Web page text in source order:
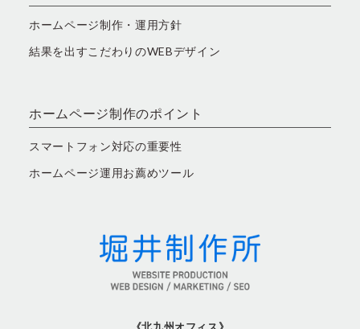
ホームページ制作・運用方針
結果を出すこだわりのWEBデザイン
ホームページ制作のポイント
スマートフォン対応の重要性
ホームページ運用お薦めツール